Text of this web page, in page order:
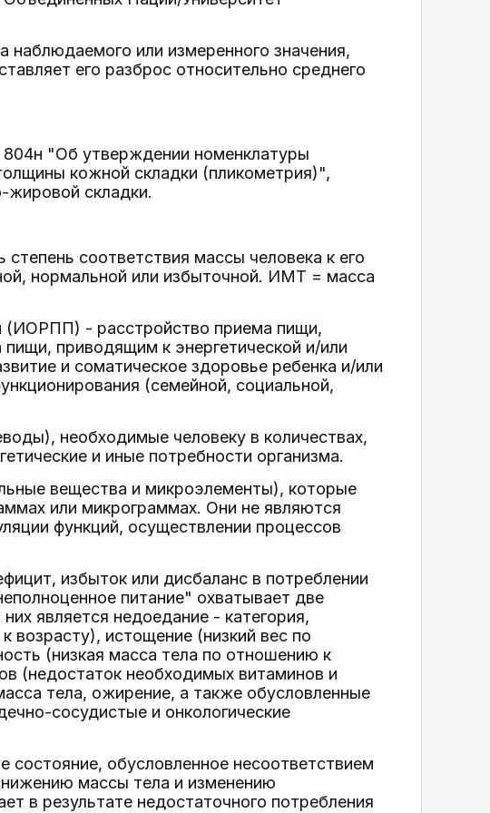
наблюдаемого или измеренного значения,
его разброс относительно среднего
804н "Об утверждении номенклатуры
кожной складки (пликометрия)",
жировой складки.
соответствия массы человека к его
нормальной или избыточной. ИМТ = масса
(ИОРПП) - расстройство приема пищи,
приводящим к энергетической и/или
и соматическое здоровье ребенка и/или
(семейной, социальной,
необходимые человеку в количествах,
и иные потребности организма.
вещества и микроэлементы), которые
или микрограммах. Они не являются
функций, осуществлении процессов
избыток или дисбаланс в потреблении
питание" охватывает две
является недоедание - категория,
истощение (низкий вес по
(низкая масса тела по отношению к
(недостаток необходимых витаминов и
тела, ожирение, а также обусловленные
сосудистые и онкологические
состояние, обусловленное несоответствием
массы тела и изменению
в результате недостаточного потребления